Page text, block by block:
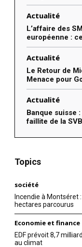
Actualité
L’affaire des
européenne :
Actualité
Le Retour de
Menace pour
Actualité
Banque suisse
faillite de la SVB
Topics
société
Incendie à Montséret
hectares parcourus
Economie et finance
EDF prévoit 8,7
au climat